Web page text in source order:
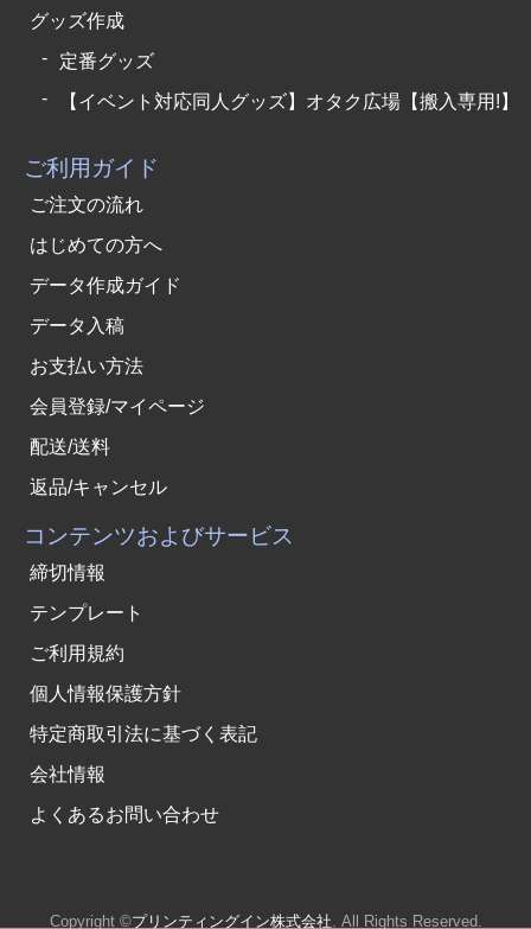
グッズ作成
定番グッズ
【イベント対応同人グッズ】オタク広場【搬入専用!】
ご利用ガイド
ご注文の流れ
はじめての方へ
データ作成ガイド
データ入稿
お支払い方法
会員登録/マイページ
配送/送料
返品/キャンセル
コンテンツおよびサービス
締切情報
テンプレート
ご利用規約
個人情報保護方針
特定商取引法に基づく表記
会社情報
よくあるお問い合わせ
Copyright ©プリンティングイン株式会社. All Rights Reserved.